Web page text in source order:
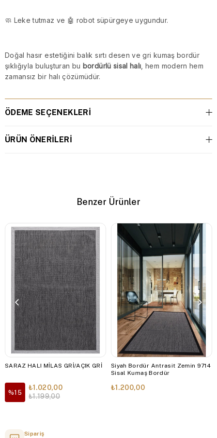
🧼 Leke tutmaz ve 🤖 robot süpürgeye uygundur.
Doğal hasır estetiğini balık sırtı desen ve gri kumaş bordür
şıklığıyla buluşturan bu bordürlü sisal halı , hem modern hem
zamansız bir halı çözümüdür.
ÖDEME SEÇENEKLERI
ÜRÜN ÖNERILERI
Benzer Ürünler
SARAZ HALI MİLAS GRİ/AÇIK GRİ
%15
₺1.020,00
₺1.199,00
Siyah Bordür Antrasit Zemin 9714
Sisal Kumaş Bordür
₺1.200,00
Sipariş